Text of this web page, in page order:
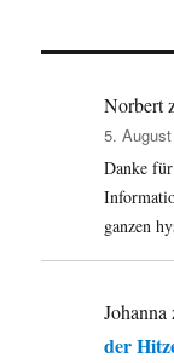
Norbert
5.
Danke
ganzen
Johanna
der